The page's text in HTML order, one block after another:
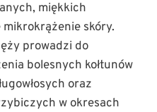
miękkich
skóry.
prowadzi do
bolesnych kołtunów
oraz
w okresach